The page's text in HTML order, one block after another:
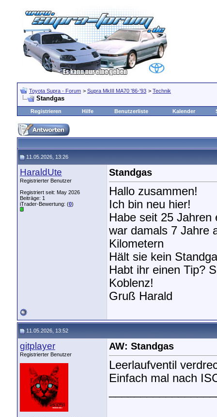
Toyota Supra - Forum > Supra MkIII MA70 '86-'93 > Technik
Standgas
Registrieren Hilfe Benutzerliste Kalender
11.05.2026, 13:26
HaraldUte
Registrierter Benutzer
Registriert seit: May 2026
Beiträge: 1
iTrader-Bewertung: (0)
Standgas
Hallo zusammen!
Ich bin neu hier!
Habe seit 25 Jahren
war damals 7 Jahre
Kilometern
Hält sie kein
Habt ihr einen Tip?
Koblenz!
Gruß Harald
11.05.2026, 13:52
gitplayer
Registrierter Benutzer
AW: Standgas
Leerlaufventil
Einfach mal nach